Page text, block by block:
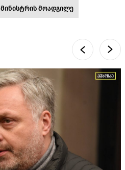
მინისტრის მოადგილე